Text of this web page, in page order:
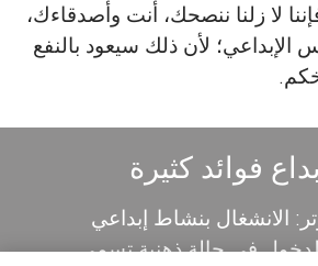
فإننا لا زلنا ننصحك، أنت وأصدقاءك،
الإبداعي؛ لأن ذلك سيعود بالنفع
: الانشغال بنشاط إبداعي
في حالة ذهنية تسمى